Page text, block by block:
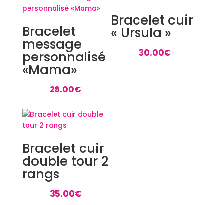
Bracelet
message
personnalisé
«Mama»
29.00€
Bracelet cuir
« Ursula »
30.00€
Bracelet cuir
double tour 2
rangs
35.00€